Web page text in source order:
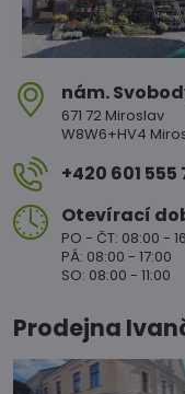
nám​.
671 72 Miroslav
W8W6+HV4
+420 601 555
Otevírací
PO - ČT: 08:00 -
PÁ: 08:00 - 17:00
SO: 08:00 - 11:00
Prodejna